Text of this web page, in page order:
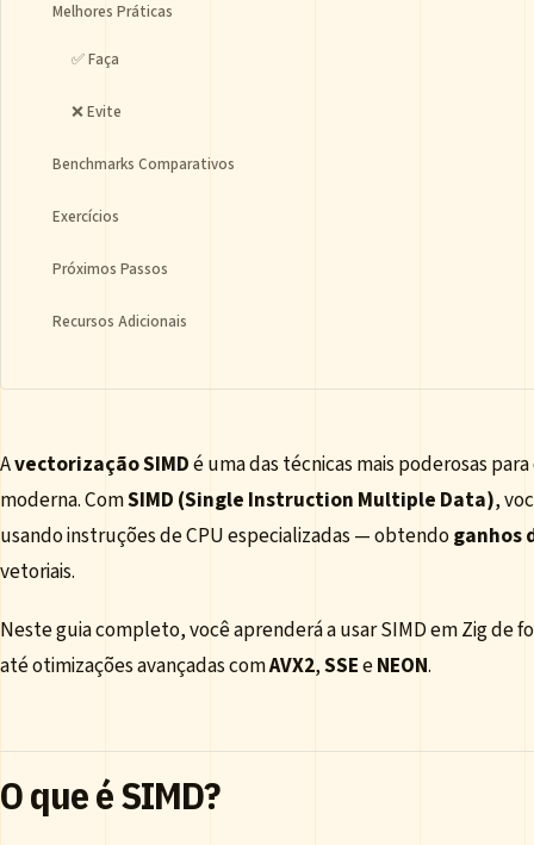
Melhores Práticas
✅ Faça
❌ Evite
Benchmarks Comparativos
Exercícios
Próximos Passos
Recursos Adicionais
Avectorização SIMDé uma das técnicas mais poderosas
moderna. ComSIMD (Single Instruction Multiple Data),
usando instruções de CPU especializadas — obtendoganhos
vetoriais.
Neste guia completo, você aprenderá a usar SIMD em Zig de
até otimizações avançadas comAVX2,SSEeNEON.
O que é SIMD?